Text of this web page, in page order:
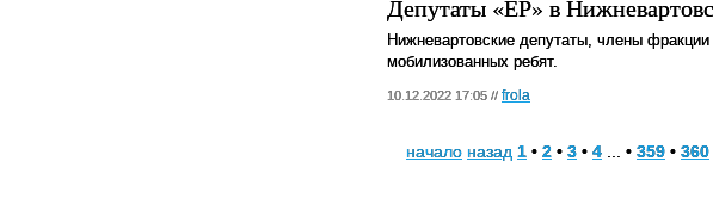
Депутаты «ЕР» в
Нижневартовские депутаты, члены
мобилизованных ребят.
10.12.2022 17:05 // frola
начало назад 1 • 2 • 3 • 4 ... • 359 • 360